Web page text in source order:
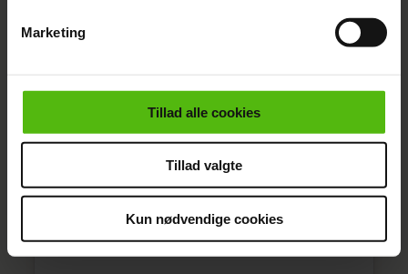
indhold til dig.
funktionalitet, generere statistik og huske dine
præferencer samt til brug for markedsføring, så vi kan
optimere vores reklametiltag på sociale medier og til at
vise dig funktioner i forbindelse med sociale medier.
Du kan til enhver tid trække dit samtykke tilbage via
linket i vores cookiepolitik. Du kan læse mere om vores
Marketing
Tillad alle cookies
Tillad valgte
Kun nødvendige cookies
Vis dette opslag på Instagram